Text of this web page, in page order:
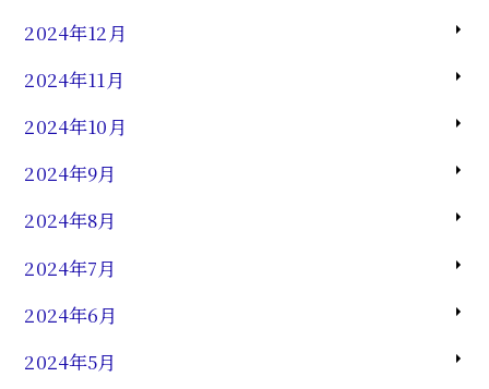
2024年12月
2024年11月
2024年10月
2024年9月
2024年8月
2024年7月
2024年6月
2024年5月